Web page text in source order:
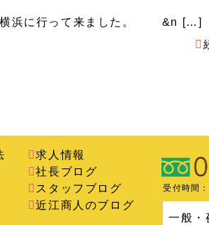
横浜に行って来ました。 &n […]
求人情報
社長ブログ
スタッフブログ
近江商人のブログ
受付時間
一般・